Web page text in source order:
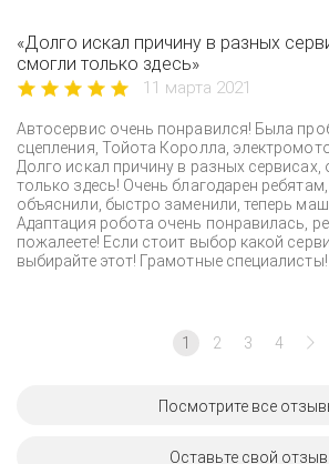
«Долго искал причину в разных
смогли только здесь»
11 марта 2021
Автосервис очень понравился! Была
сцепления, Тойота Королла,
Долго искал причину в разных сервисах,
только здесь! Очень благодарен
объяснили, быстро заменили, теперь
Адаптация робота очень понравилась,
пожалеете! Если стоит выбор какой
выбирайте этот! Грамотные специалисты!
1 2 3 4
Посмотрите все
Оставьте свой отзыв